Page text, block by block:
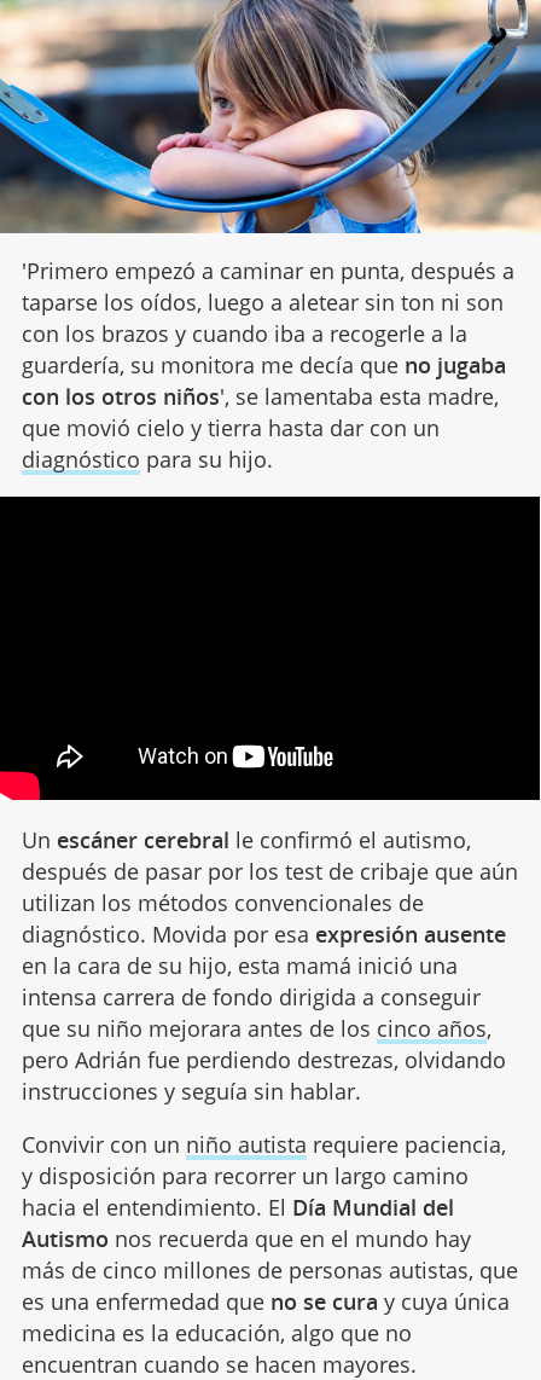
'Primero empezó a caminar en punta, después a
taparse los oídos, luego a aletear sin ton ni son
con los brazos y cuando iba a recogerle a la
guardería, su monitora me decía que no jugaba
con los otros niños', se lamentaba esta madre,
que movió cielo y tierra hasta dar con un
diagnóstico para su hijo.
Un escáner cerebral le confirmó el autismo,
después de pasar por los test de cribaje que aún
utilizan los métodos convencionales de
diagnóstico. Movida por esa expresión ausente
en la cara de su hijo, esta mamá inició una
intensa carrera de fondo dirigida a conseguir
que su niño mejorara antes de los cinco años,
pero Adrián fue perdiendo destrezas, olvidando
instrucciones y seguía sin hablar.
Convivir con un niño autista requiere paciencia,
y disposición para recorrer un largo camino
hacia el entendimiento. El Día Mundial del
Autismo nos recuerda que en el mundo hay
más de cinco millones de personas autistas, que
es una enfermedad que no se cura y cuya única
medicina es la educación, algo que no
encuentran cuando se hacen mayores.